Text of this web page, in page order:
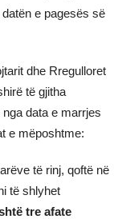
e pagesës së
dhe Rregulloret
të gjitha
data e marrjes
e mëposhtme:
të rinj, qoftë në
të shlyhet
tre afate